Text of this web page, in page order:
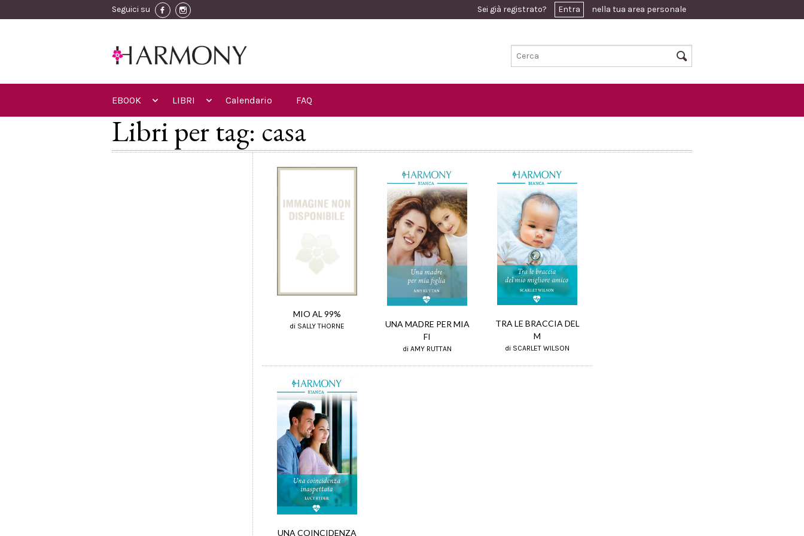
Seguici su Sei già registrato? Entra nella tua area personale
EBOOK LIBRI Calendario FAQ
Libri per tag: casa
MIO AL 99%
di SALLY THORNE
UNA MADRE PER MIA
FI
di AMY RUTTAN
TRA LE BRACCIA DEL
M
di SCARLET WILSON
UNA COINCIDENZA